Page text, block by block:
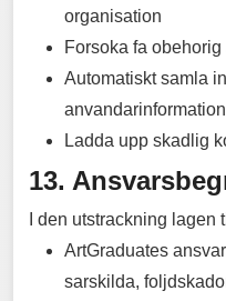
organisation
Forsoka fa
Automatiskt samla
Ladda upp skadlig
13.
I den utstrackning lagen
ArtGraduates
sarskilda,